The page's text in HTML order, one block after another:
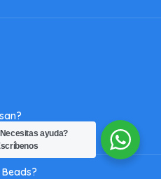
ayuda?